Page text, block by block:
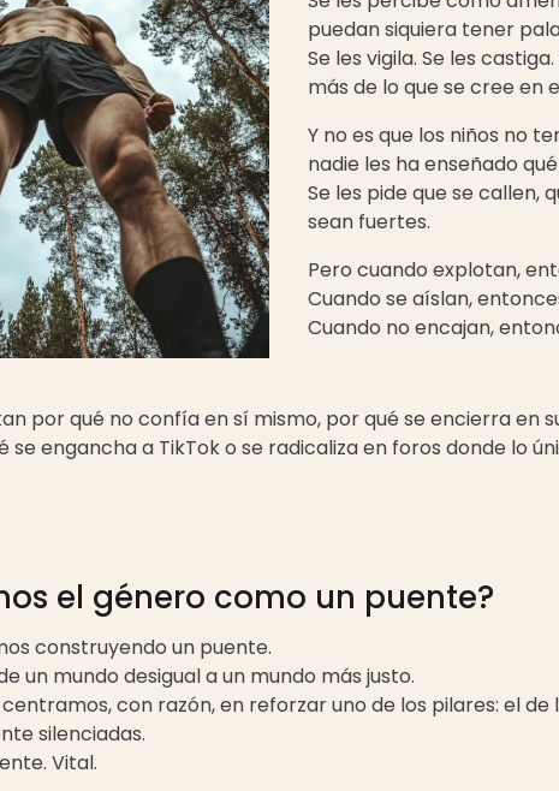
puedan siquiera tener
Se les vigila. Se les
más de lo que se cree en
Y no es que los niños no
nadie les ha enseñado
Se les pide que se callen,
sean fuertes.
Pero cuando explotan,
Cuando se aíslan,
Cuando no encajan,
por qué no confía en sí mismo, por qué se encierra en
se engancha a TikTok o se radicaliza en foros donde lo
el género como un puente?
construyendo un puente.
un mundo desigual a un mundo más justo.
con razón, en reforzar uno de los pilares: el de
silenciadas.
Vital.